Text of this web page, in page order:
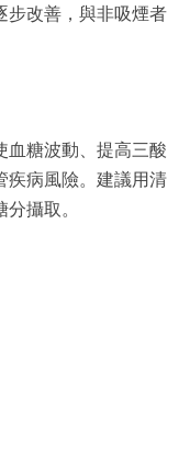
步改善，與非吸煙者
血糖波動、提高三酸
疾病風險。建議用清
攝取。